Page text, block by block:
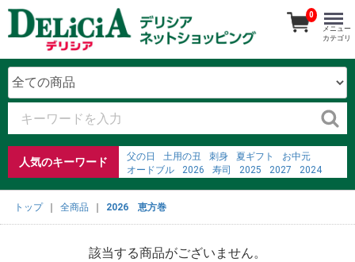
人気のキーワード 父の日 土用の丑 刺身 夏ギフト
お中元
オードブル
2026 寿司 2025 2027
2024
0
メニュー
カテゴリ
トップ 全商品 2026 恵方巻
該当する商品がございません。